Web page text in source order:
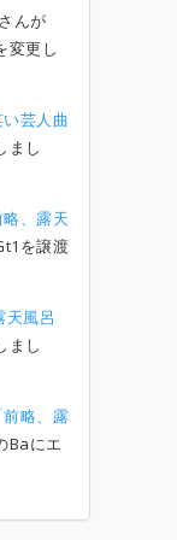
んが
変更し
い芸人曲
まし
略、露天
を譲渡
天風呂
まし
前略、露
Baにエ